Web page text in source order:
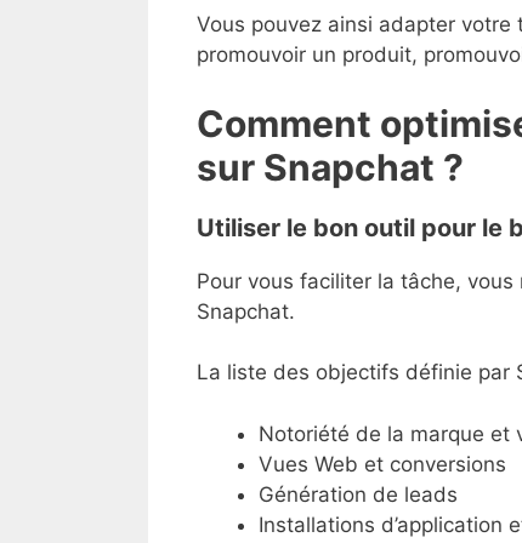
Vous pouvez ainsi adapter
promouvoir un produit,
Comment
sur Snapchat ?
Utiliser le bon outil pour le
Pour vous faciliter la tâche, vous
Snapchat.
La liste des objectifs définie par
Notoriété de la marque et
Vues Web et conversions
Génération de leads
Installations d’application